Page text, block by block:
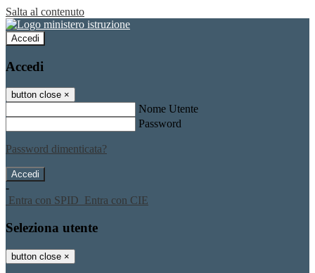
Salta al contenuto
Accedi
Accedi
button close ×
Nome Utente
Password
Password dimenticata?
-
Entra con SPID Entra con CIE
Seleziona utente
button close ×